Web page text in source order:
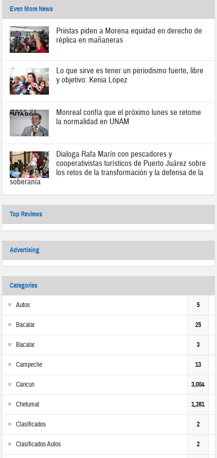
Even More News
Priistas piden a Morena equidad en derecho de
réplica en mañaneras
Lo que sirve es tener un periodismo fuerte, libre
y objetivo: Kenia López
Monreal confía que el próximo lunes se retome
la normalidad en UNAM
Dialoga Rafa Marín con pescadores y
cooperativistas turísticos de Puerto Juárez sobre
los retos de la transformación y la defensa de la
soberanía
Top Reviews
Advertising
Categories
Autos 5
Bacalar 25
Bacalar 3
Campeche 13
Cancun 3,004
Chetumal 1,261
Clasificados 2
Clasificados Autos 2